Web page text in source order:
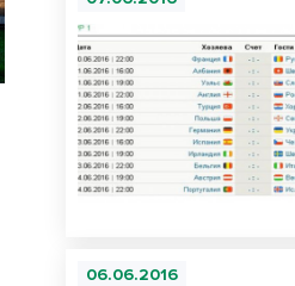
06.06.2016